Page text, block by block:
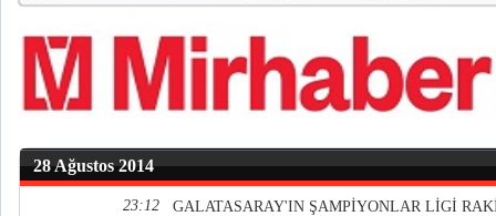
28 Ağustos 2014
23:12 GALATASARAY'IN ŞAMPİYONLAR LİGİ